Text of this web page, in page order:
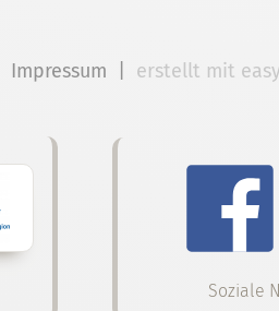
Impressum erstellt mit
Soziale